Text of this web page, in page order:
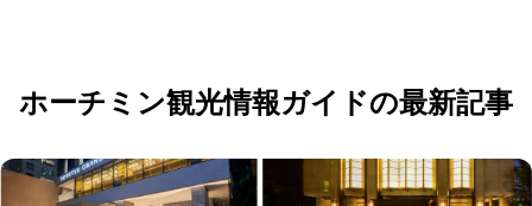
ホーチミン観光情報ガイドの最新記事